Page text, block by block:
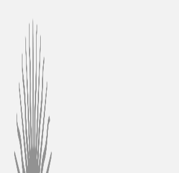
contenido